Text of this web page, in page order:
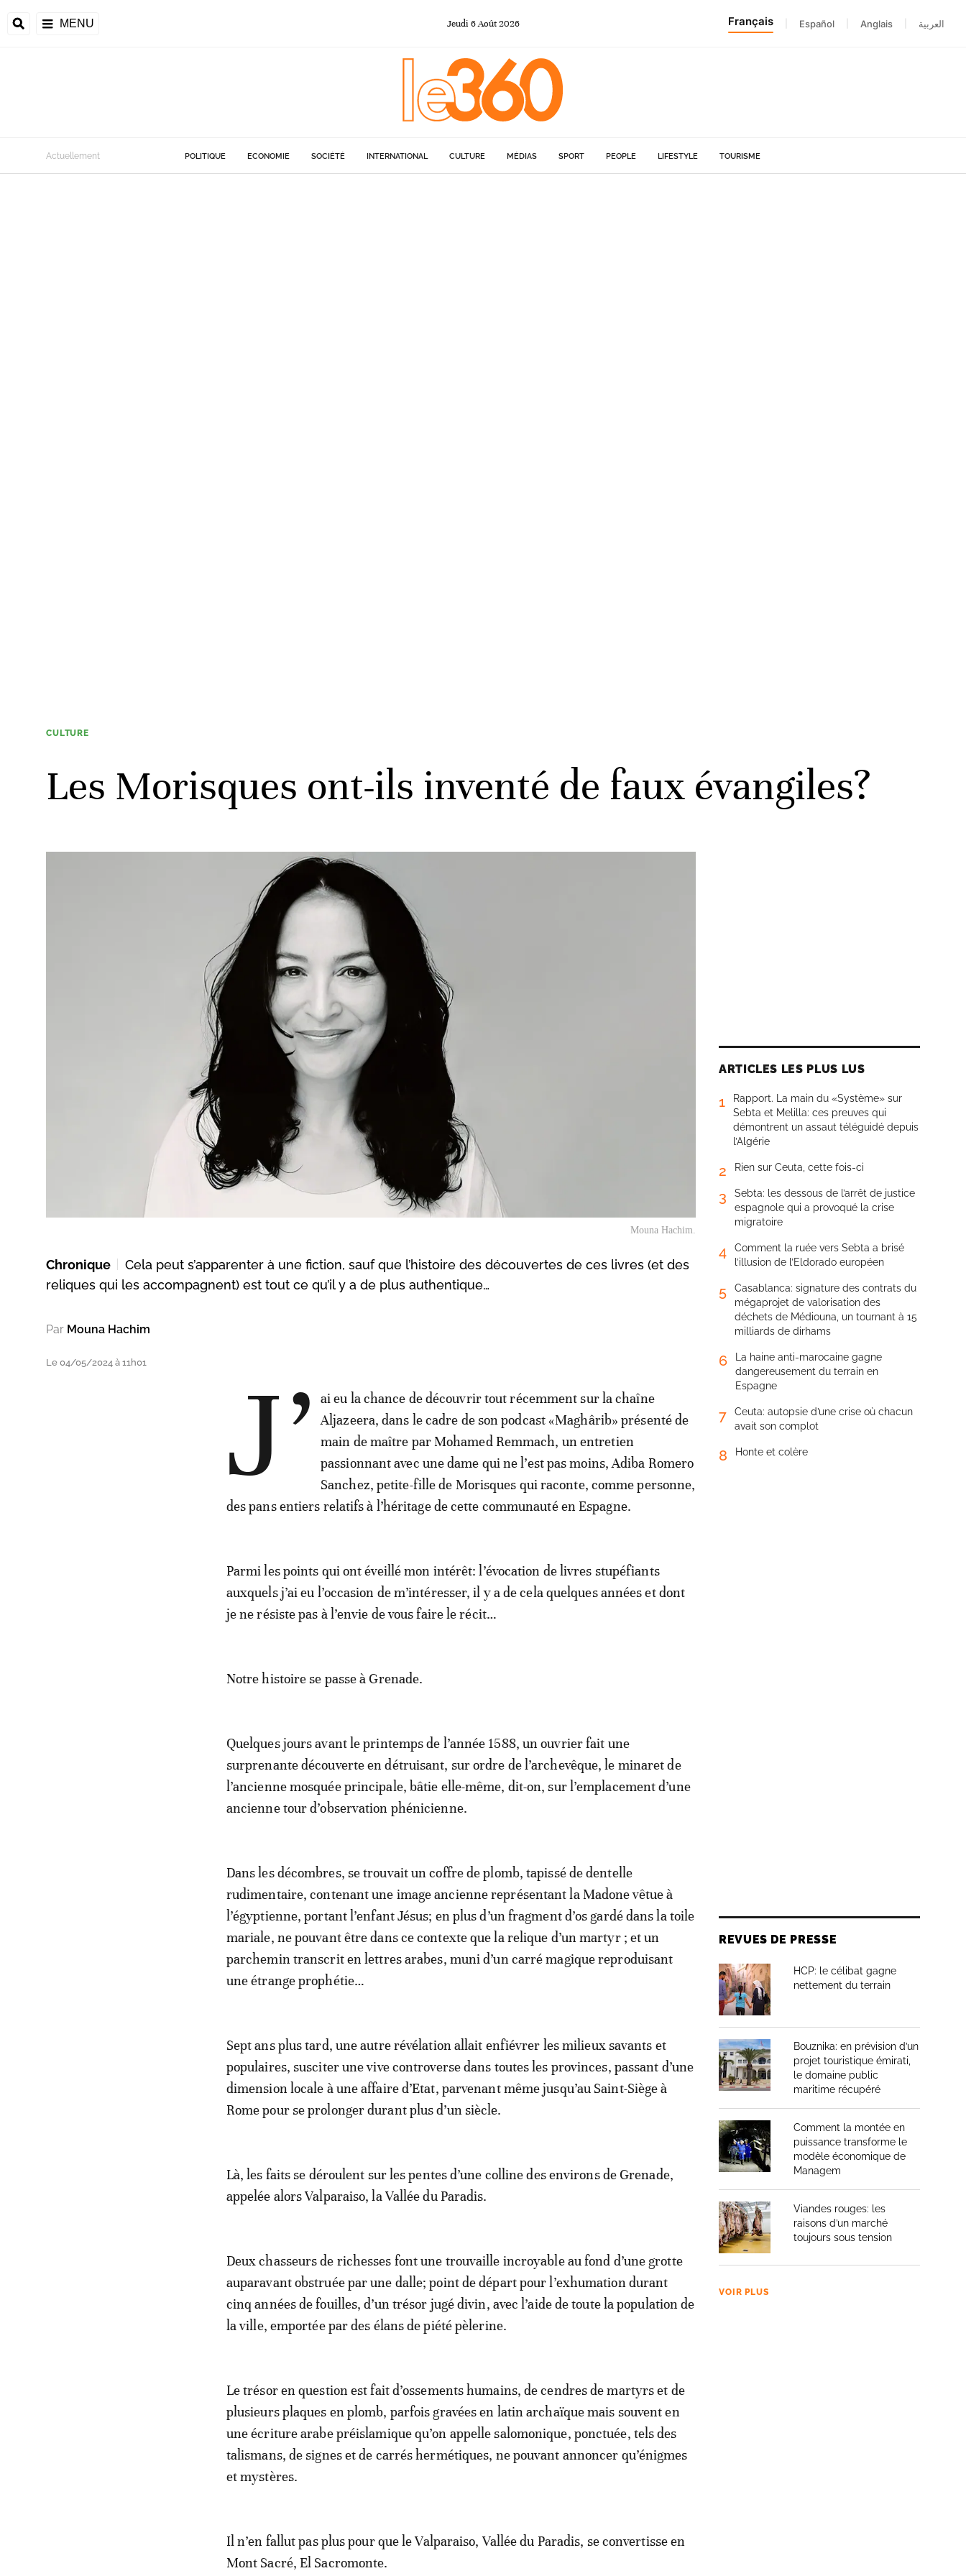
MENU Jeudi 6Août 2026 Français Español Anglais العربية
Actuellement POLITIQUE ECONOMIE SOCIÉTÉ INTERNATIONAL CULTURE MÉDIAS SPORT PEOPLE LIFESTYLE TOURISME
CULTURE
Les Morisques ont-ils inventé de faux évangiles?
Mouna Hachim.
Chronique
Cela peut s’apparenter à une fiction, sauf que l’histoire des découvertes de ces livres (et des
reliques qui les accompagnent) est tout ce qu’il y a de plus authentique…
Par Mouna Hachim
Le 04/05/2024 à 11h01 J’
ai eu la chance de découvrir tout récemment sur la chaîne
Aljazeera, dans le cadre de son podcast «Maghârib» présenté de
main de maître par Mohamed Remmach, un entretien
passionnant avec une dame qui ne l’est pas moins, Adiba Romero
Sanchez, petite-fille de Morisques qui raconte, comme personne,
des pans entiers relatifs à l’héritage de cette communauté en Espagne.
Parmi les points qui ont éveillé mon intérêt: l’évocation de livres stupéfiants
auxquels j’ai eu l’occasion de m’intéresser, il y a de cela quelques années et dont
je ne résiste pas à l’envie de vous faire le récit…
Notre histoire se passe à Grenade.
Quelques jours avant le printemps de l’année 1588, un ouvrier fait une
surprenante découverte en détruisant, sur ordre de l’archevêque, le minaret de
l’ancienne mosquée principale, bâtie elle-même, dit-on, sur l’emplacement d’une
ancienne tour d’observation phénicienne.
Dans les décombres, se trouvait un coffre de plomb, tapissé de dentelle
rudimentaire, contenant une image ancienne représentant la Madone vêtue à
l’égyptienne, portant l’enfant Jésus; en plus d’un fragment d’os gardé dans la toile
mariale, ne pouvant être dans ce contexte que la relique d’un martyr ; et un
parchemin transcrit en lettres arabes, muni d’un carré magique reproduisant
une étrange prophétie…
Sept ans plus tard, une autre révélation allait enfiévrer les milieux savants et
populaires, susciter une vive controverse dans toutes les provinces, passant d’une
dimension locale à une affaire d’Etat, parvenant même jusqu’au Saint-Siège à
Rome pour se prolonger durant plus d’un siècle.
Là, les faits se déroulent sur les pentes d’une colline des environs de Grenade,
appelée alors Valparaiso, la Vallée du Paradis.
Deux chasseurs de richesses font une trouvaille incroyable au fond d’une grotte
auparavant obstruée par une dalle; point de départ pour l’exhumation durant
cinq années de fouilles, d’un trésor jugé divin, avec l’aide de toute la population de
la ville, emportée par des élans de piété pèlerine.
Le trésor en question est fait d’ossements humains, de cendres de martyrs et de
plusieurs plaques en plomb, parfois gravées en latin archaïque mais souvent en
une écriture arabe préislamique qu’on appelle salomonique, ponctuée, tels des
talismans, de signes et de carrés hermétiques, ne pouvant annoncer qu’énigmes
et mystères.
Il n’en fallut pas plus pour que le Valparaiso, Vallée du Paradis, se convertisse en
Mont Sacré, El Sacromonte.
ARTICLES LES PLUS LUS
1
Rapport. La main du «Système» sur
Sebta et Melilla: ces preuves qui
démontrent un assaut téléguidé depuis
l’Algérie
2 Rien sur Ceuta, cette fois-ci
3
Sebta: les dessous de l’arrêt de justice
espagnole qui a provoqué la crise
migratoire
4
Comment la ruée vers Sebta a brisé
l’illusion de l’Eldorado européen
5
Casablanca: signature des contrats du
mégaprojet de valorisation des
déchets de Médiouna, un tournant à 15
milliards de dirhams
6
La haine anti-marocaine gagne
dangereusement du terrain en
Espagne
7
Ceuta: autopsie d’une crise où chacun
avait son complot
8 Honte et colère
REVUES DE PRESSE
HCP: le célibat gagne
nettement du terrain
Bouznika: en prévision d’un
projet touristique émirati,
le domaine public
maritime récupéré
Comment la montée en
puissance transforme le
modèle économique de
Managem
Viandes rouges: les
raisons d’un marché
toujours sous tension
VOIR PLUS